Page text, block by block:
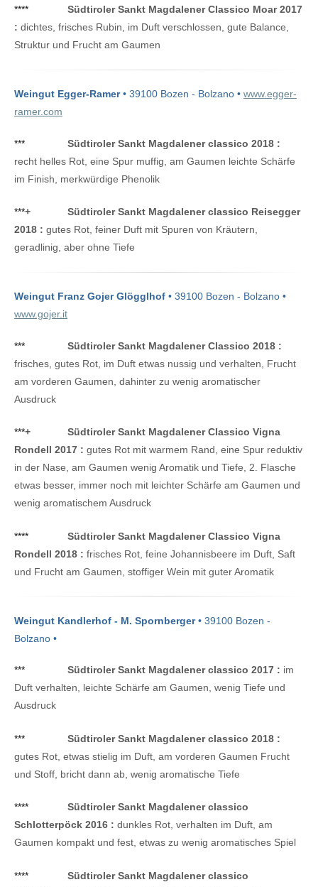
****
Südtiroler Sankt Magdalener Classico Moar 2017
: dichtes, frisches Rubin, im Duft verschlossen, gute Balance,
Struktur und Frucht am Gaumen
Weingut Egger-Ramer• 39100 Bozen - Bolzano • www.egger-
ramer.com
***
Südtiroler Sankt Magdalener classico 2018 :
recht helles Rot, eine Spur muffig, am Gaumen leichte Schärfe
im Finish, merkwürdige Phenolik
***+
Südtiroler Sankt Magdalener classico Reisegger
2018 : gutes Rot, feiner Duft mit Spuren von Kräutern,
geradlinig, aber ohne Tiefe
Weingut Franz Gojer Glögglhof • 39100 Bozen - Bolzano •
www.gojer.it
***
Südtiroler Sankt Magdalener Classico 2018 :
frisches, gutes Rot, im Duft etwas nussig und verhalten, Frucht
am vorderen Gaumen, dahinter zu wenig aromatischer
Ausdruck
***+
Südtiroler Sankt Magdalener Classico Vigna
Rondell 2017 : gutes Rot mit warmem Rand, eine Spur reduktiv
in der Nase, am Gaumen wenig Aromatik und Tiefe, 2. Flasche
etwas besser, immer noch mit leichter Schärfe am Gaumen und
wenig aromatischem Ausdruck
****
Südtiroler Sankt Magdalener Classico Vigna
Rondell 2018 : frisches Rot, feine Johannisbeere im Duft, Saft
und Frucht am Gaumen, stoffiger Wein mit guter Aromatik
Weingut Kandlerhof - M. Spornberger• 39100 Bozen -
Bolzano •
*** Südtiroler Sankt Magdalener classico 2017 : im
Duft verhalten, leichte Schärfe am Gaumen, wenig Tiefe und
Ausdruck
***
Südtiroler Sankt Magdalener classico 2018 :
gutes Rot, etwas stielig im Duft, am vorderen Gaumen Frucht
und Stoff, bricht dann ab, wenig aromatische Tiefe
****
Südtiroler Sankt Magdalener classico
Schlotterpöck 2016 : dunkles Rot, verhalten im Duft, am
Gaumen kompakt und fest, etwas zu wenig aromatisches Spiel
****
Südtiroler Sankt Magdalener classico